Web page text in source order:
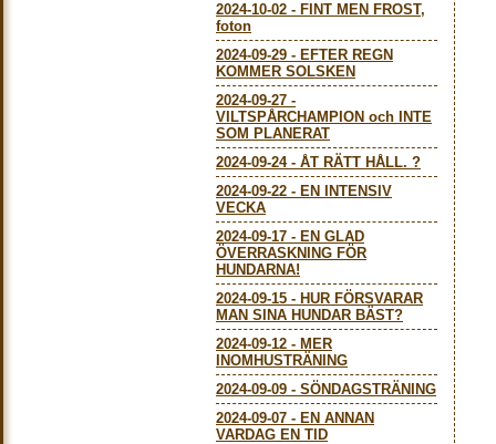
2024-10-02 - FINT MEN FROST,
foton
2024-09-29 - EFTER REGN
KOMMER SOLSKEN
2024-09-27 -
VILTSPÅRCHAMPION och INTE
SOM PLANERAT
2024-09-24- ÅT RÄTT HÅLL. ?
2024-09-22 - EN INTENSIV
VECKA
2024-09-17 - EN GLAD
ÖVERRASKNING FÖR
HUNDARNA!
2024-09-15 - HUR FÖRSVARAR
MAN SINA HUNDAR BÄST?
2024-09-12 - MER
INOMHUSTRÄNING
2024-09-09 - SÖNDAGSTRÄNING
2024-09-07 - EN ANNAN
VARDAG EN TID